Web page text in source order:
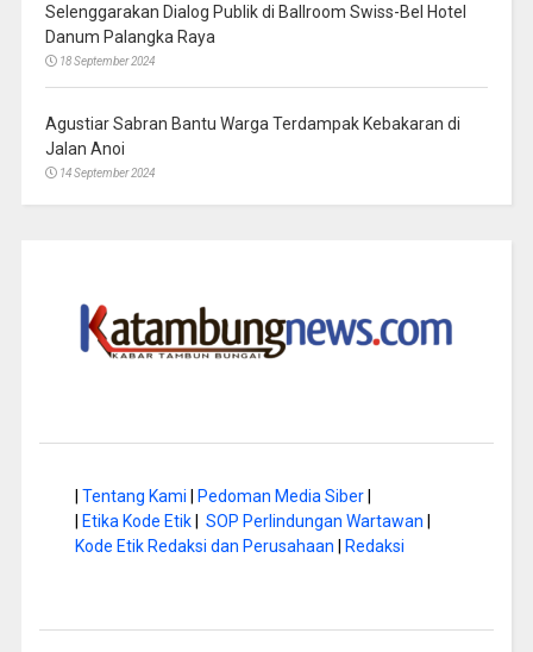
Selenggarakan Dialog Publik di Ballroom Swiss-Bel Hotel
Danum Palangka Raya
18 September 2024
Agustiar Sabran Bantu Warga Terdampak Kebakaran di
Jalan Anoi
14 September 2024
Tentang Kami Pedoman Media Siber|
Etika Kode Etik| SOP Perlindungan Wartawan
Kode Etik Redaksi dan Perusahaan
Redaksi